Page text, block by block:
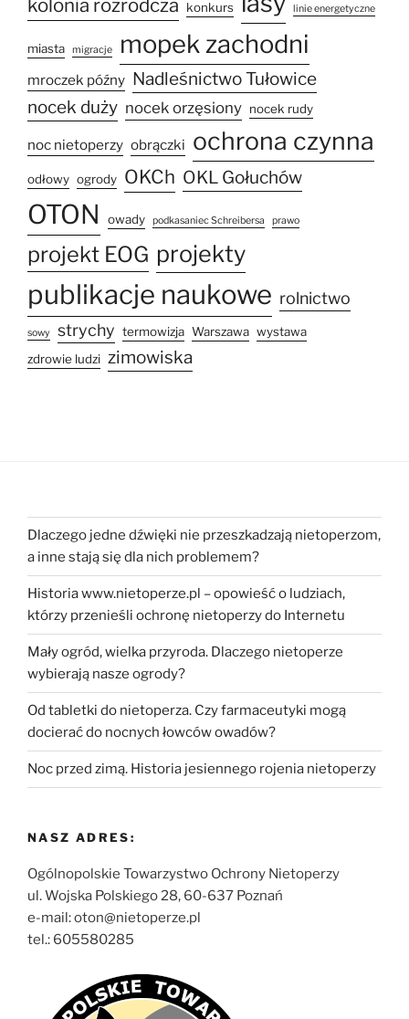
kolonia rozrodcza konkurs linie energetyczne
miasta migracje mopek zachodni
mroczek późny Nadleśnictwo Tułowice
nocek duży nocek orzęsiony nocek rudy
noc nietoperzy obrączki ochrona czynna
odłowy ogrody OKCh OKL Gołuchów
OTON owady podkasaniec Schreibersa prawo
projekt EOG projekty
publikacje naukowe rolnictwo
sowy strychy termowizja Warszawa wystawa
zdrowie ludzi zimowiska
Dlaczego jedne dźwięki nie przeszkadzają nietoperzom,
a inne stają się dla nich problemem?
Historia www.nietoperze.pl – opowieść o ludziach,
którzy przenieśli ochronę nietoperzy do Internetu
Mały ogród, wielka przyroda. Dlaczego nietoperze
wybierają nasze ogrody?
Od tabletki do nietoperza. Czy farmaceutyki mogą
docierać do nocnych łowców owadów?
Noc przed zimą. Historia jesiennego rojenia nietoperzy
NASZ ADRES:
Ogólnopolskie Towarzystwo Ochrony Nietoperzy
ul. Wojska Polskiego 28, 60-637 Poznań
e-mail: oton@nietoperze.pl
tel.: 605580285